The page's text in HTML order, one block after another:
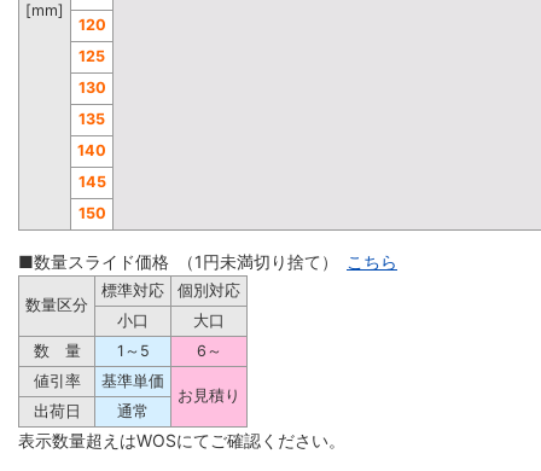
[mm]
120
125
130
135
140
145
150
■数量スライド価格 （1円未満切り捨て） こちら
数量区分
標準対応
個別対応
小口
大口
数 量
1～5
6～
値引率
基準単価
お見積り
出荷日
通常
表示数量超えはWOSにてご確認ください。